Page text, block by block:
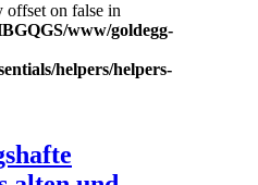
offset on false in
www/goldegg-
helpers/helpers-